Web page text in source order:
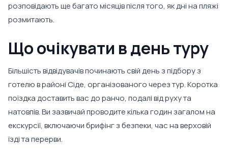
розповідають ще багато місяців після того, як дні на пляжі
розмитають.
Що очікувати в день туру
Більшість відвідувачів починають свій день з підбору з
готелю в районі Сіде, організованого через тур. Коротка
поїздка доставить вас до ранчо, подалі від руху та
натовпів. Ви зазвичай проводите кілька годин загалом на
екскурсії, включаючи брифінг з безпеки, час на верховій
їзді та перерви.